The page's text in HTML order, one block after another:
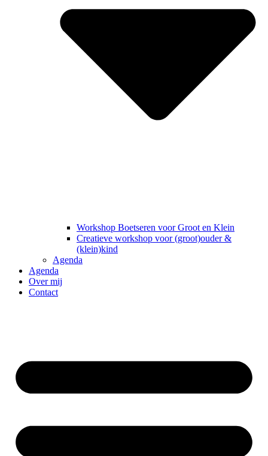
Workshop Boetseren voor Groot en Klein
Creatieve workshop voor (groot)ouder &
(klein)kind
Agenda
Agenda
Over mij
Contact